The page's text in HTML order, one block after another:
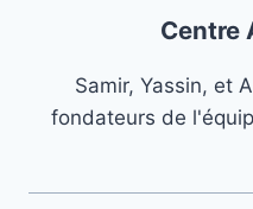
Centre
Samir, Yassin, et
fondateurs de